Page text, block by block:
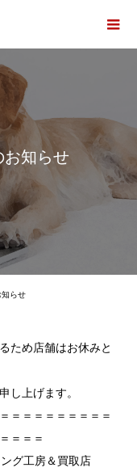
お知らせ
知らせ
ため店舗はお休みと
し上げます。
＝＝＝＝＝＝＝＝＝
＝＝＝
グ工房＆買取店